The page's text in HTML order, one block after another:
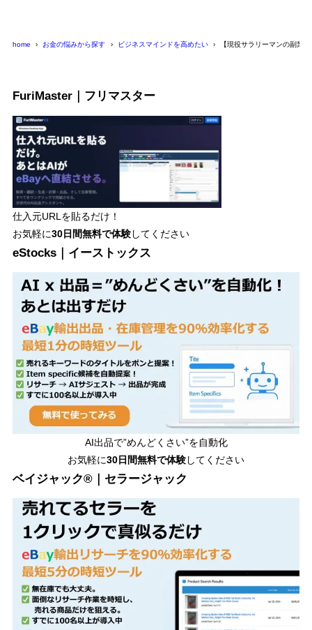
home お金の悩みから探す ビジネスマインドを高めたい 【現役サラリーマンの副業
FuriMaster｜フリマスター
仕入元URLを貼るだけ！
お気軽に30日間無料で体験してください
eStocks｜イーストックス
AI出品で”めんどくさい”を自動化
お気軽に30日間無料で体験してください
ベイジャック®｜セラージャック